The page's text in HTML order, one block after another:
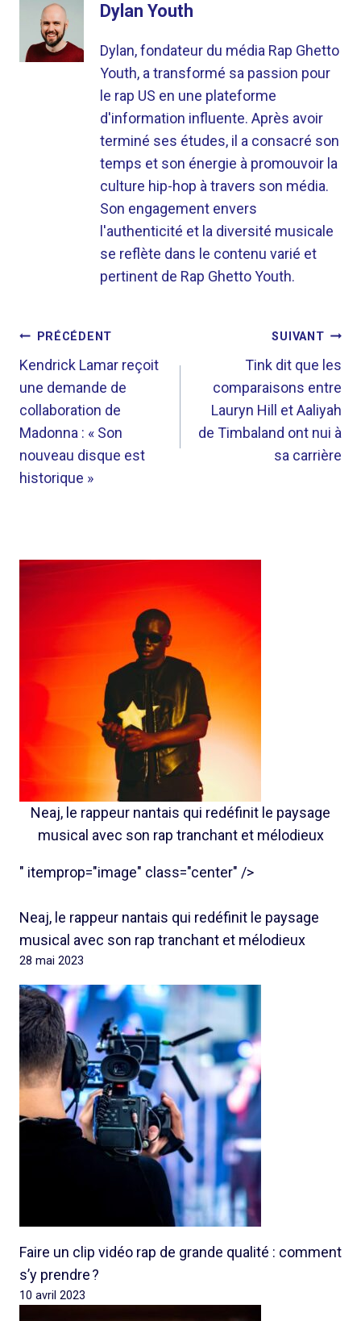
Dylan Youth
Dylan, fondateur du média Rap Ghetto
Youth, a transformé sa passion pour
le rap US en une plateforme
d'information influente. Après avoir
terminé ses études, il a consacré son
temps et son énergie à promouvoir la
culture hip-hop à travers son média.
Son engagement envers
l'authenticité et la diversité musicale
se reflète dans le contenu varié et
pertinent de Rap Ghetto Youth.
NAVIGATION
DE
L’ARTICLE
PRÉCÉDENT
Kendrick Lamar reçoit
une demande de
collaboration de
Madonna : « Son
nouveau disque est
historique »
SUIVANT
Tink dit que les
comparaisons entre
Lauryn Hill et Aaliyah
de Timbaland ont nui à
sa carrière
Neaj, le rappeur nantais qui redéfinit le paysage
musical avec son rap tranchant et mélodieux
" itemprop="image" class="center" />
Neaj, le rappeur nantais qui redéfinit le paysage
musical avec son rap tranchant et mélodieux
28 mai 2023
Faire un clip vidéo rap de grande qualité : comment
s’y prendre ?
10 avril 2023